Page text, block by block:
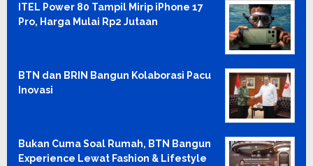
ITEL Power 80 Tampil Mirip iPhone 17
Pro, Harga Mulai Rp2 Jutaan
BTN dan BRIN Bangun Kolaborasi Pacu
Inovasi
Bukan Cuma Soal Rumah, BTN Bangun
Experience Lewat Fashion & Lifestyle